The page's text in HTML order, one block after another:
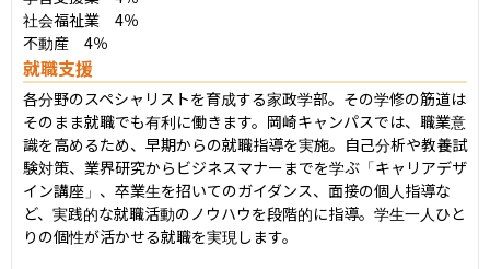
社会福祉業　4％
不動産　4％
就職支援
各分野のスペシャリストを育成する家政学部。その学修の筋道は
そのまま就職でも有利に働きます。岡崎キャンパスでは、職業意
識を高めるため、早期からの就職指導を実施。自己分析や教養試
験対策、業界研究からビジネスマナーまでを学ぶ「キャリアデザ
イン講座」、卒業生を招いてのガイダンス、面接の個人指導な
ど、実践的な就職活動のノウハウを段階的に指導。学生一人ひと
りの個性が活かせる就職を実現します。